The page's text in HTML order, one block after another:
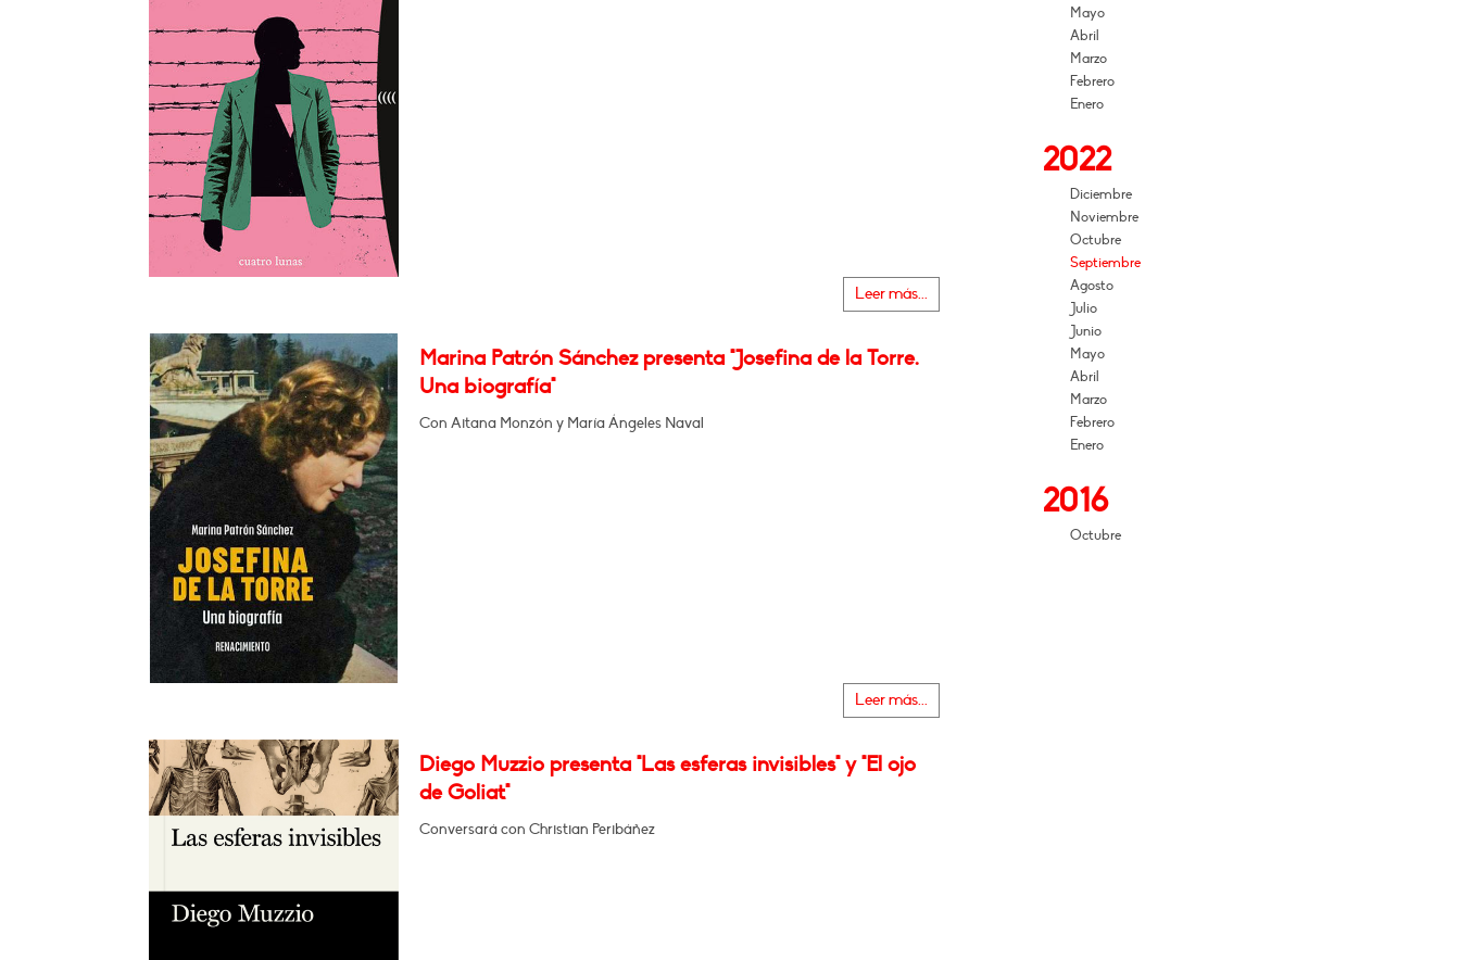
Leer más...
Marina Patrón Sánchez presenta "Josefina de la Torre.
Una biografía"
Con Aitana Monzón y María Ángeles Naval
Leer más...
Diego Muzzio presenta "Las esferas invisibles" y "El ojo
de Goliat"
Conversará con Christian Peribáñez
Mayo
Abril
Marzo
Febrero
Enero
2022
Diciembre
Noviembre
Octubre
Septiembre
Agosto
Julio
Junio
Mayo
Abril
Marzo
Febrero
Enero
2016
Octubre